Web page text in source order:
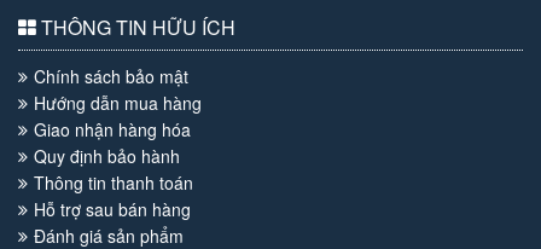
THÔNG TIN HỮU ÍCH
Chính sách bảo mật
Hướng dẫn mua hàng
Giao nhận hàng hóa
Quy định bảo hành
Thông tin thanh toán
Hỗ trợ sau bán hàng
Đánh giá sản phẩm